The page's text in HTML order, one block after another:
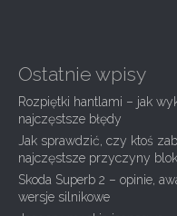
n
a
v
i
g
a
Ostatnie wpisy
Rozpiętki hantlami – jak
najczęstsze błędy
Jak sprawdzić, czy ktoś
najczęstsze przyczyny
Skoda Superb 2 – opinie,
wersje silnikowe